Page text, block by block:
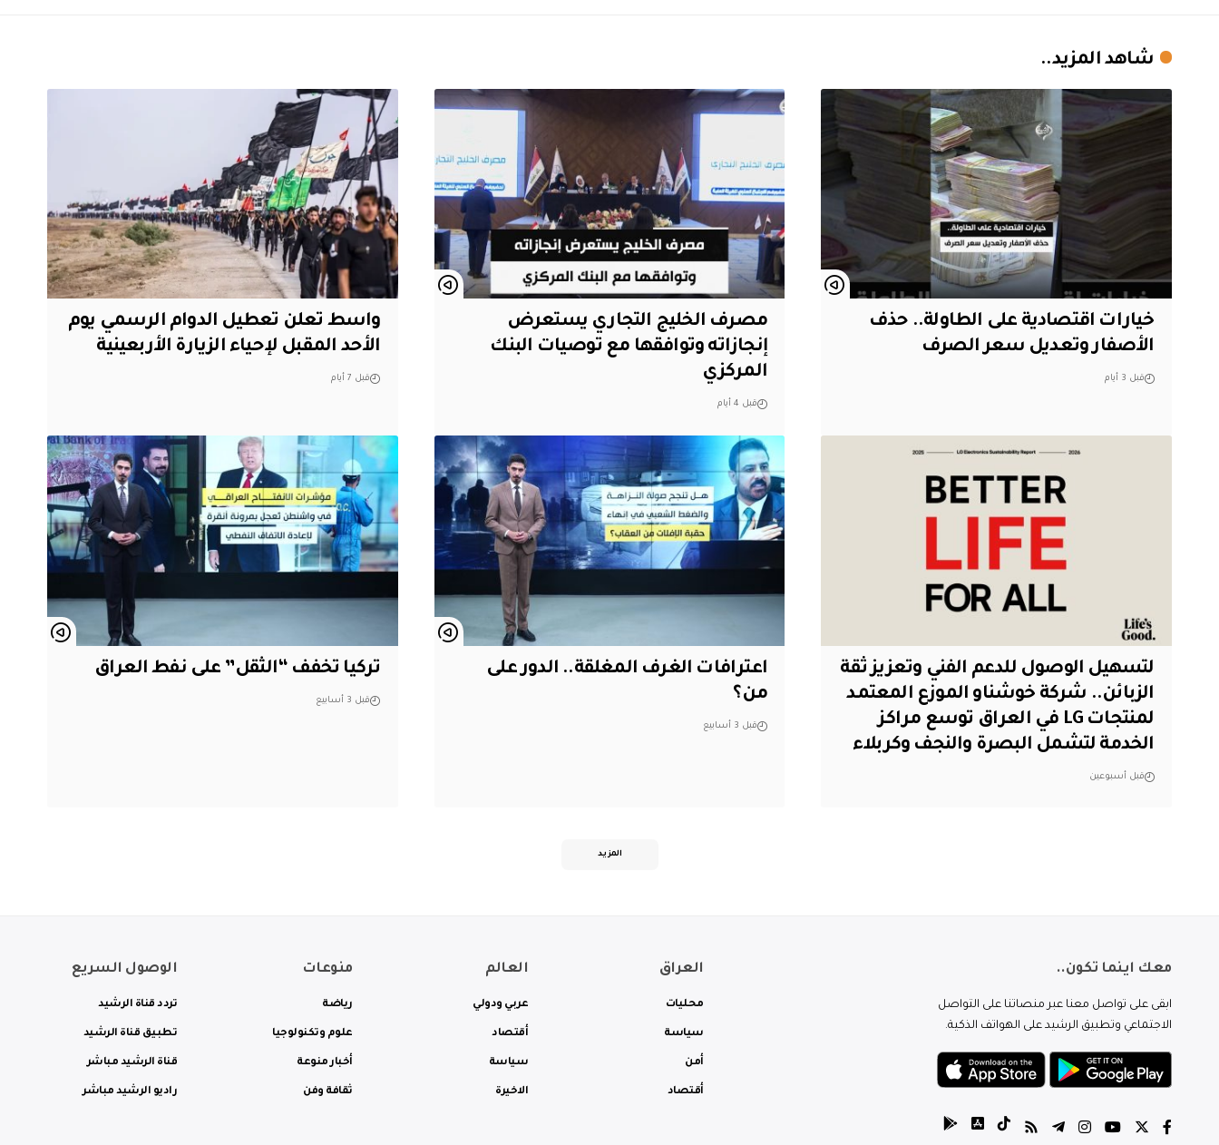
شاهد المزيد..
خيارات اقتصادية على الطاولة.. حذف
الأصفار وتعديل سعر الصرف
قبل 3 أيام
مصرف الخليج التجاري يستعرض
إنجازاته وتوافقها مع توصيات البنك
المركزي
قبل 4 أيام
واسط تعلن تعطيل الدوام الرسمي يوم
الأحد المقبل لإحياء الزيارة الأربعينية
قبل 7 أيام
لتسهيل الوصول للدعم الفني وتعزيز ثقة
الزبائن.. شركة خوشناو الموزع المعتمد
لمنتجات LG في العراق توسع مراكز
الخدمة لتشمل البصرة والنجف وكربلاء
قبل أسبوعين
اعترافات الغرف المغلقة.. الدور على
من؟
قبل 3 أسابيع
تركيا تخفف “الثقل” على نفط العراق
قبل 3 أسابيع
المزيد
معك اينما تكون..
ابقى على تواصل معنا عبر منصاتنا على التواصل
الاجتماعي وتطبيق الرشيد على الهواتف الذكية.
العراق
محليات
سياسة
أمن
أقتصاد
العالم
عربي ودولي
أقتصاد
سياسة
الاخيرة
منوعات
رياضة
علوم وتكنولوجيا
أخبار منوعة
ثقافة وفن
الوصول السريع
تردد قناة الرشيد
تطبيق قناة الرشيد
قناة الرشيد مباشر
راديو الرشيد مباشر